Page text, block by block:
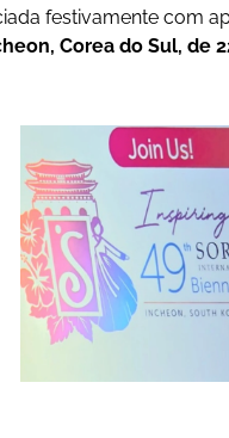
festivamente com
Corea do Sul, de